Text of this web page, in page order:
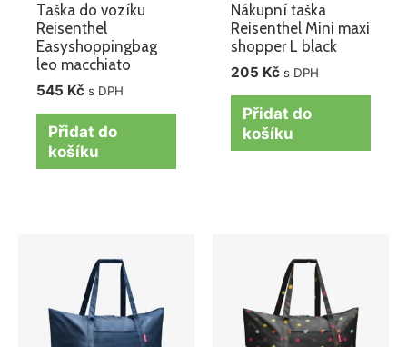
Taška do vozíku
Reisenthel
Easyshoppingbag
leo macchiato
545 Kč s DPH
Přidat do
košíku
Nákupní taška
Reisenthel Mini maxi
shopper L black
205 Kč s DPH
Přidat do
košíku